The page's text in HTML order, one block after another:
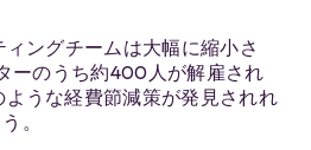
ングチームは大幅に縮小さ
ーのうち約400人が解雇され
ような経費節減策が発見されれ
。